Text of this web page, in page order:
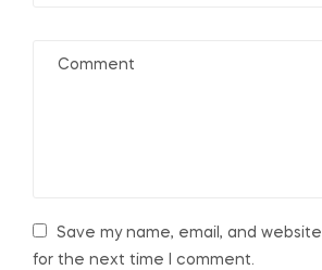
Save my name, email, and
for the next time I comment.